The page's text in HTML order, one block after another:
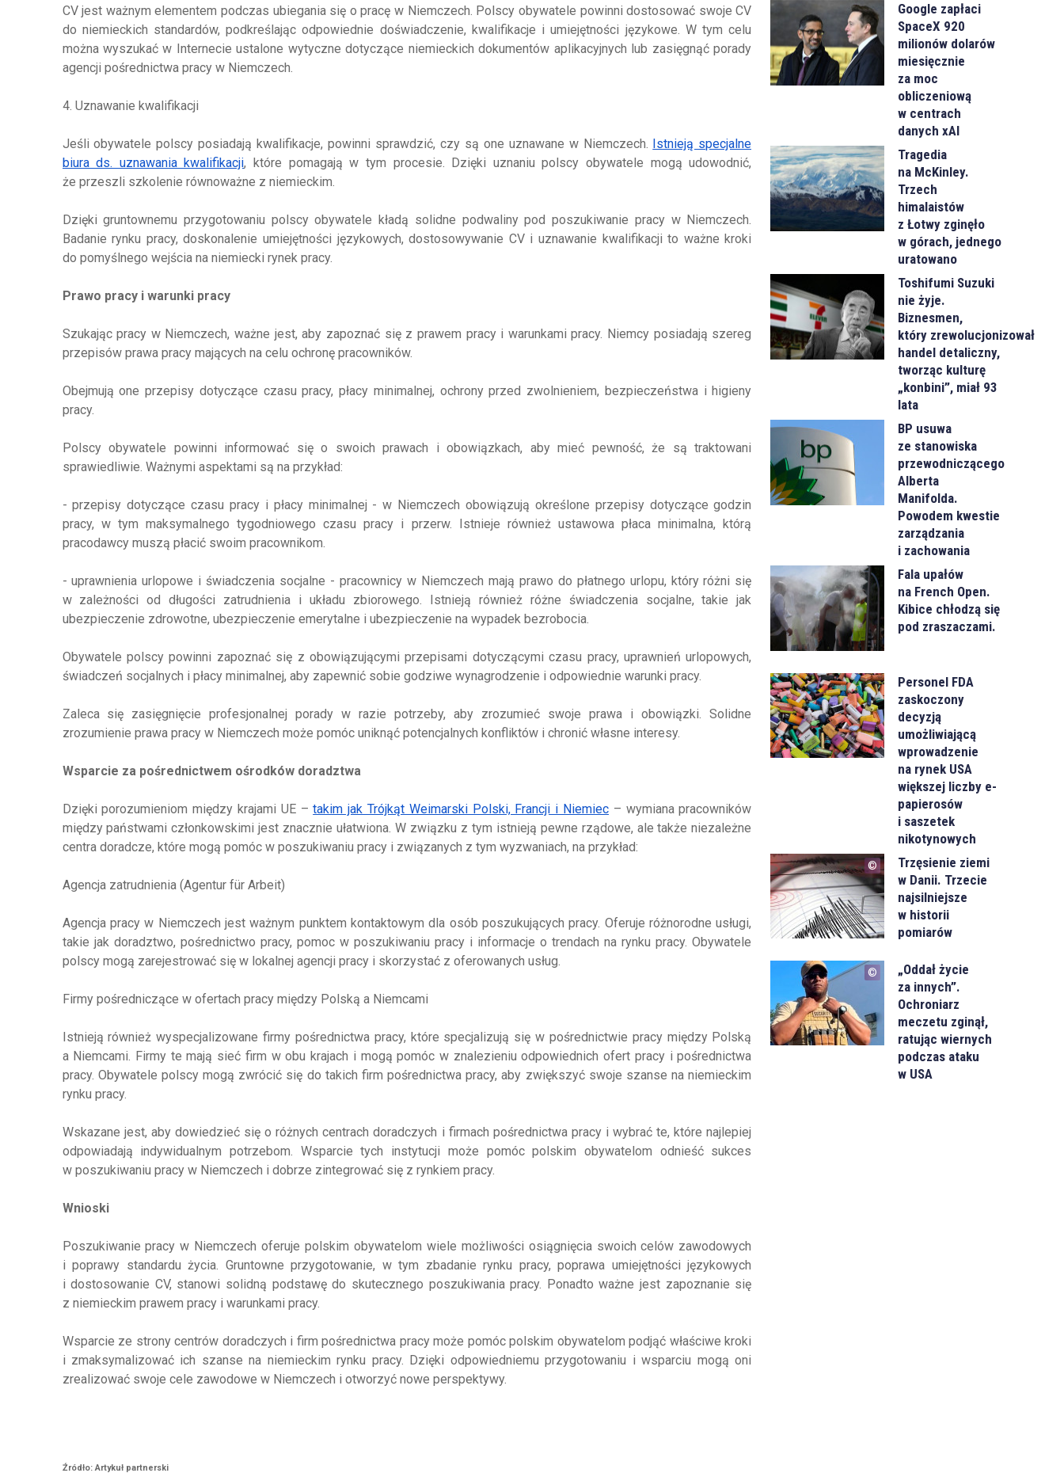
CV jest ważnym elementem podczas ubiegania się o pracę w Niemczech. Polscy obywatele powinni dostosować swoje CV
do niemieckich standardów, podkreślając odpowiednie doświadczenie, kwalifikacje i umiejętności językowe. W tym celu
można wyszukać w Internecie ustalone wytyczne dotyczące niemieckich dokumentów aplikacyjnych lub zasięgnąć porady
agencji pośrednictwa pracy w Niemczech.
4. Uznawanie kwalifikacji
Jeśli obywatele polscy posiadają kwalifikacje, powinni sprawdzić, czy są one uznawane w Niemczech.
Istnieją specjalne
biura ds. uznawania kwalifikacji, które pomagają w tym procesie. Dzięki uznaniu polscy obywatele mogą udowodnić,
że przeszli szkolenie równoważne z niemieckim.
Dzięki gruntownemu przygotowaniu polscy obywatele kładą solidne podwaliny pod poszukiwanie pracy w Niemczech.
Badanie rynku pracy, doskonalenie umiejętności językowych, dostosowywanie CV i uznawanie kwalifikacji to ważne kroki
do pomyślnego wejścia na niemiecki rynek pracy.
Prawo pracy i warunki pracy
Szukając pracy w Niemczech, ważne jest, aby zapoznać się z prawem pracy i warunkami pracy. Niemcy posiadają szereg
przepisów prawa pracy mających na celu ochronę pracowników.
Obejmują one przepisy dotyczące czasu pracy, płacy minimalnej, ochrony przed zwolnieniem, bezpieczeństwa i higieny
pracy.
Polscy obywatele powinni informować się o swoich prawach i obowiązkach, aby mieć pewność, że są traktowani
sprawiedliwie. Ważnymi aspektami są na przykład:
- przepisy dotyczące czasu pracy i płacy minimalnej - w Niemczech obowiązują określone przepisy dotyczące godzin
pracy, w tym maksymalnego tygodniowego czasu pracy i przerw. Istnieje również ustawowa płaca minimalna, którą
pracodawcy muszą płacić swoim pracownikom.
- uprawnienia urlopowe i świadczenia socjalne - pracownicy w Niemczech mają prawo do płatnego urlopu, który różni się
w zależności od długości zatrudnienia i układu zbiorowego. Istnieją również różne świadczenia socjalne, takie jak
ubezpieczenie zdrowotne, ubezpieczenie emerytalne i ubezpieczenie na wypadek bezrobocia.
Obywatele polscy powinni zapoznać się z obowiązującymi przepisami dotyczącymi czasu pracy, uprawnień urlopowych,
świadczeń socjalnych i płacy minimalnej, aby zapewnić sobie godziwe wynagrodzenie i odpowiednie warunki pracy.
Zaleca się zasięgnięcie profesjonalnej porady w razie potrzeby, aby zrozumieć swoje prawa i obowiązki. Solidne
zrozumienie prawa pracy w Niemczech może pomóc uniknąć potencjalnych konfliktów i chronić własne interesy.
Wsparcie za pośrednictwem ośrodków doradztwa
Dzięki porozumieniom między krajami UE –takim jak Trójkąt Weimarski Polski, Francji i Niemiec– wymiana pracowników
między państwami członkowskimi jest znacznie ułatwiona. W związku z tym istnieją pewne rządowe, ale także niezależne
centra doradcze, które mogą pomóc w poszukiwaniu pracy i związanych z tym wyzwaniach, na przykład:
Agencja zatrudnienia (Agentur für Arbeit)
Agencja pracy w Niemczech jest ważnym punktem kontaktowym dla osób poszukujących pracy. Oferuje różnorodne usługi,
takie jak doradztwo, pośrednictwo pracy, pomoc w poszukiwaniu pracy i informacje o trendach na rynku pracy. Obywatele
polscy mogą zarejestrować się w lokalnej agencji pracy i skorzystać z oferowanych usług.
Firmy pośredniczące w ofertach pracy między Polską a Niemcami
Istnieją również wyspecjalizowane firmy pośrednictwa pracy, które specjalizują się w pośrednictwie pracy między Polską
a Niemcami. Firmy te mają sieć firm w obu krajach i mogą pomóc w znalezieniu odpowiednich ofert pracy i pośrednictwa
pracy. Obywatele polscy mogą zwrócić się do takich firm pośrednictwa pracy, aby zwiększyć swoje szanse na niemieckim
rynku pracy.
Wskazane jest, aby dowiedzieć się o różnych centrach doradczych i firmach pośrednictwa pracy i wybrać te, które najlepiej
odpowiadają indywidualnym potrzebom. Wsparcie tych instytucji może pomóc polskim obywatelom odnieść sukces
w poszukiwaniu pracy w Niemczech i dobrze zintegrować się z rynkiem pracy.
Wnioski
Poszukiwanie pracy w Niemczech oferuje polskim obywatelom wiele możliwości osiągnięcia swoich celów zawodowych
i poprawy standardu życia. Gruntowne przygotowanie, w tym zbadanie rynku pracy, poprawa umiejętności językowych
i dostosowanie CV, stanowi solidną podstawę do skutecznego poszukiwania pracy. Ponadto ważne jest zapoznanie się
z niemieckim prawem pracy i warunkami pracy.
Wsparcie ze strony centrów doradczych i firm pośrednictwa pracy może pomóc polskim obywatelom podjąć właściwe kroki
i zmaksymalizować ich szanse na niemieckim rynku pracy. Dzięki odpowiedniemu przygotowaniu i wsparciu mogą oni
zrealizować swoje cele zawodowe w Niemczech i otworzyć nowe perspektywy.
Źródło: Artykuł partnerski
Google zapłaci
SpaceX 920
milionów dolarów
miesięcznie
za moc
obliczeniową
w centrach
danych xAI
Tragedia
na McKinley.
Trzech
himalaistów
z Łotwy zginęło
w górach, jednego
uratowano
Toshifumi Suzuki
nie żyje.
Biznesmen,
który zrewolucjonizował
handel detaliczny,
tworząc kulturę
„konbini”, miał 93
lata
BP usuwa
ze stanowiska
przewodniczącego
Alberta
Manifolda.
Powodem kwestie
zarządzania
i zachowania
Fala upałów
na French Open.
Kibice chłodzą się
pod zraszaczami.
Personel FDA
zaskoczony
decyzją
umożliwiającą
wprowadzenie
na rynek USA
większej liczby e-
papierosów
i saszetek
nikotynowych
Trzęsienie ziemi
w Danii. Trzecie
najsilniejsze
w historii
pomiarów
„Oddał życie
za innych”.
Ochroniarz
meczetu zginął,
ratując wiernych
podczas ataku
w USA